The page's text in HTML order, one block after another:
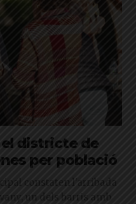
el districte de
per població
constaten l'arribada
un dels barris amb